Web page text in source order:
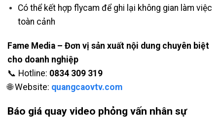
Có thể kết hợp flycam để ghi lại không gian làm việc
toàn cảnh
Fame Media – Đơn vị sản xuất nội dung chuyên biệt
cho doanh nghiệp
📞 Hotline: 0834 309 319
🌐 Website: quangcaovtv.com
Báo giá quay video phỏng vấn nhân sự